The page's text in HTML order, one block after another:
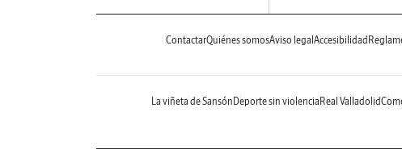
ContactarQuiénes somosAviso legal Accesibilidad
La viñeta de Sansón Deporte sin violencia Real Valladolid